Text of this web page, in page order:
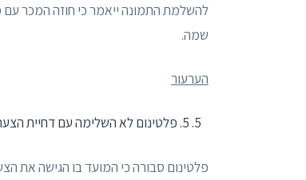
להשלמת התמונה ייאמר כי חוזה המכר
שמה.
הערעור
5. פלטינום לא השלימה עם דחיית הצעתה והגישה את הערעור המונח לפנינו.
פלטינום סבורה כי המועד בו הגישה את